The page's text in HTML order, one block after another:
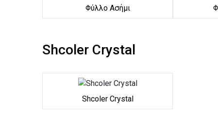
Φύλλο Ασήμι
Shcoler Crystal
Shcoler Crystal